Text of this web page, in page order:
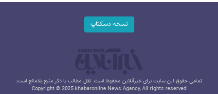
نسخه دسکتاپ
تمامی حقوق این سایت برای خبرآنلاین محفوظ است. نقل مطالب با ذکر منبع بلامانع است.
Copyright © 2025 khabaronline News Agancy, All rights reserved